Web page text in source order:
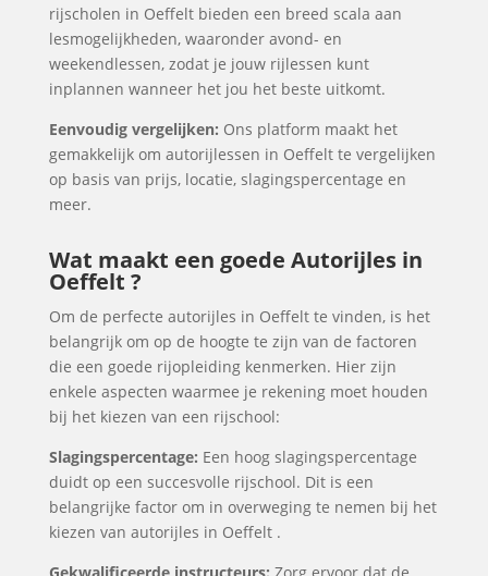
rijscholen in Oeffelt bieden een breed scala aan
lesmogelijkheden, waaronder avond- en
weekendlessen, zodat je jouw rijlessen kunt
inplannen wanneer het jou het beste uitkomt.
Eenvoudig vergelijken: Ons platform maakt het
gemakkelijk om autorijlessen in Oeffelt te vergelijken
op basis van prijs, locatie, slagingspercentage en
meer.
Wat maakt een goede Autorijles in
Oeffelt ?
Om de perfecte autorijles in Oeffelt te vinden, is het
belangrijk om op de hoogte te zijn van de factoren
die een goede rijopleiding kenmerken. Hier zijn
enkele aspecten waarmee je rekening moet houden
bij het kiezen van een rijschool:
Slagingspercentage: Een hoog slagingspercentage
duidt op een succesvolle rijschool. Dit is een
belangrijke factor om in overweging te nemen bij het
kiezen van autorijles in Oeffelt .